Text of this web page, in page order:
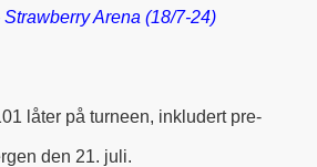
Arena (18/7-24)
låter på turneen, inkludert pre-
den 21. juli.